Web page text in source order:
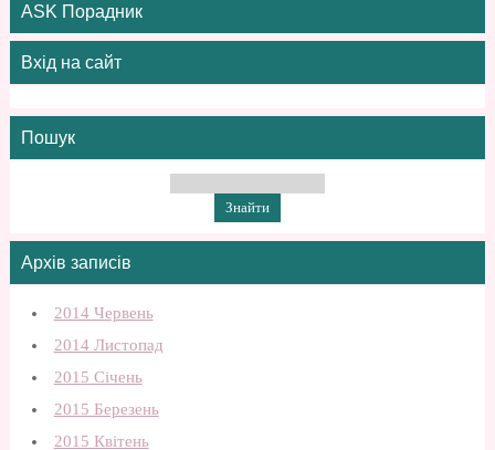
ASK Порадник
Вхід на сайт
Пошук
Архів записів
2014 Червень
2014 Листопад
2015 Січень
2015 Березень
2015 Квітень